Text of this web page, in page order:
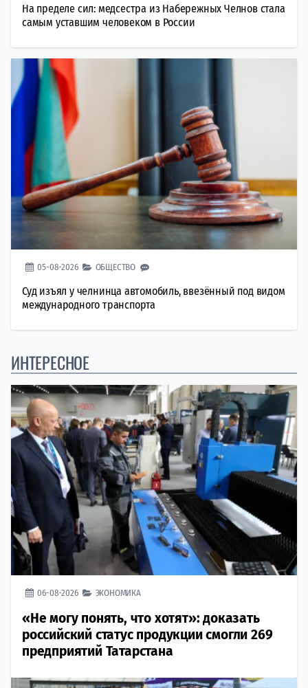
На пределе сил: медсестра из Набережных Челнов стала
самым уставшим человеком в России
05-08-2026 ОБЩЕСТВО
Суд изъял у челнинца автомобиль, ввезённый под видом
международного транспорта
ИНТЕРЕСНОЕ
06-08-2026 ЭКОНОМИКА
«Не могу понять, что хотят»: доказать
российский статус продукции смогли 269
предприятий Татарстана